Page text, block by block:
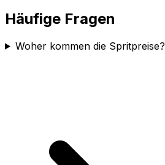
Häufige Fragen
Woher kommen die Spritpreise?